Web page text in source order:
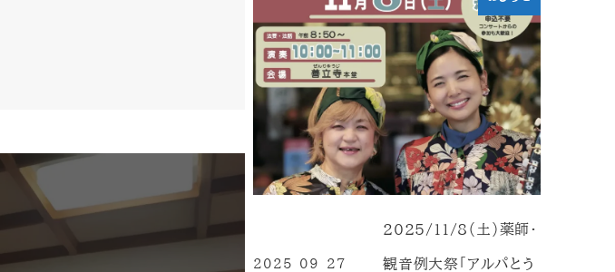
2025/11/8（土）薬師・
観音例大祭「アルパとう
2025-09-27